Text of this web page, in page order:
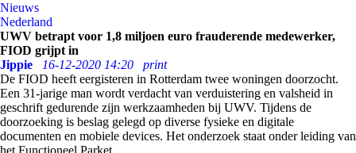
Nieuws
Nederland
UWV betrapt voor 1,8 miljoen euro frauderende medewerker,
FIOD grijpt in
Jippie
16-12-2020 14:20
print
De FIOD heeft eergisteren in Rotterdam twee woningen doorzocht.
Een 31-jarige man wordt verdacht van verduistering en valsheid in
geschrift gedurende zijn werkzaamheden bij UWV. Tijdens de
doorzoeking is beslag gelegd op diverse fysieke en digitale
documenten en mobiele devices. Het onderzoek staat onder leiding van
het Functioneel Parket.